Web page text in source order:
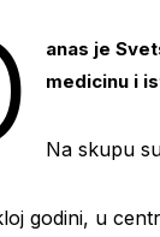
anas je
medicinu i
Na skupu
godini, u